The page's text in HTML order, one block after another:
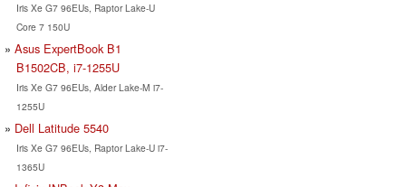
Iris Xe G7 96EUs, Raptor Lake-U
Core 7 150U
Asus ExpertBook B1
B1502CB, i7-1255U
Iris Xe G7 96EUs, Alder Lake-M i7-
1255U
Dell Latitude 5540
Iris Xe G7 96EUs, Raptor Lake-U i7-
1365U